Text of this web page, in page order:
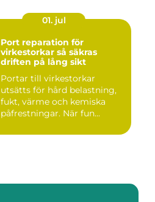
01. jul
Port reparation för
virkestorkar så säkras
driften på lång sikt
Portar till virkestorkar
utsätts för hård belastning,
fukt, värme och kemiska
påfrestningar. När fun...